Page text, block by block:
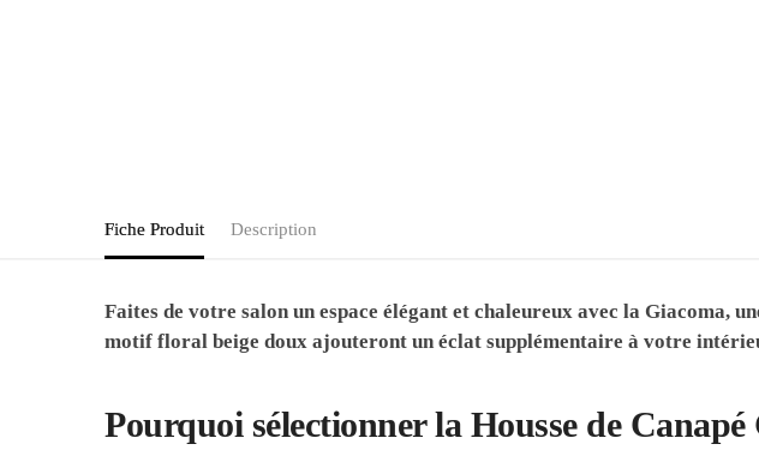
Fiche Produit Description
Faites de votre salon un espace élégant et chaleureux avec la Giacoma,
motif floral beige doux ajouteront un éclat supplémentaire à votre
Pourquoi sélectionner la Housse de Canapé